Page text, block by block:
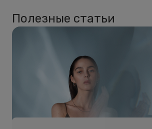
Полезные статьи